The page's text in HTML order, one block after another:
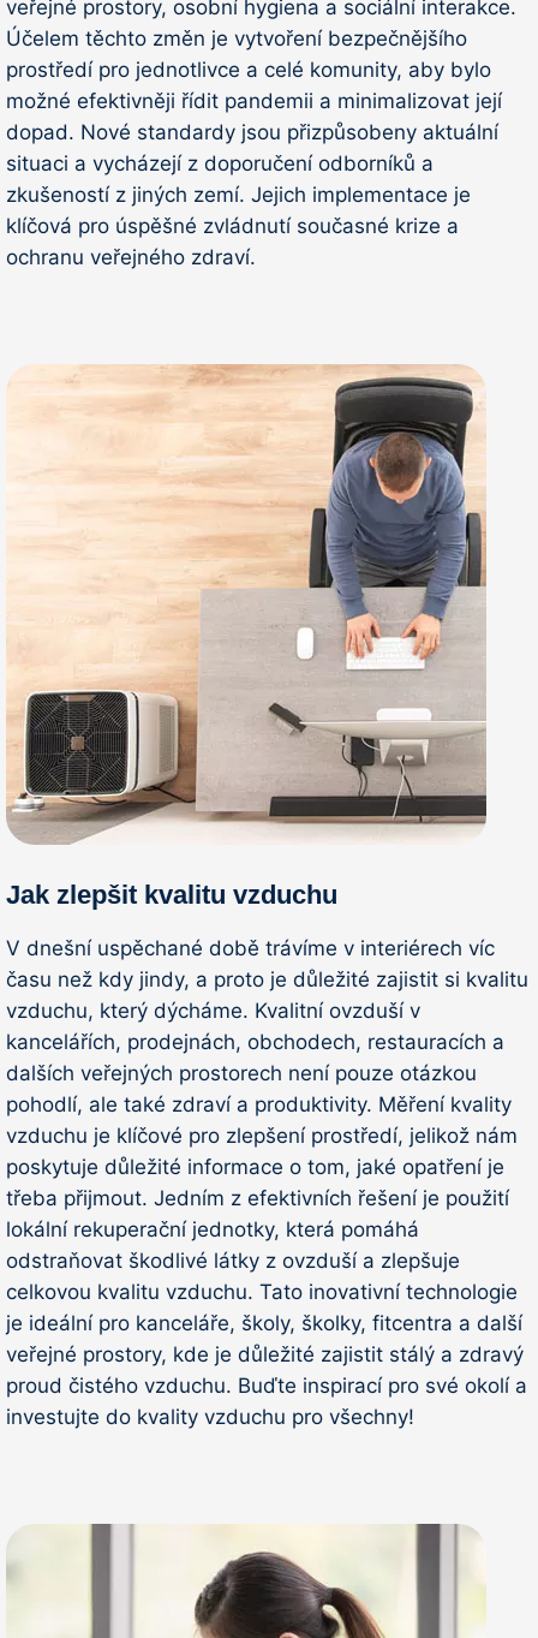
veřejné prostory, osobní hygiena a sociální interakce.
Účelem těchto změn je vytvoření bezpečnějšího
prostředí pro jednotlivce a celé komunity, aby bylo
možné efektivněji řídit pandemii a minimalizovat její
dopad. Nové standardy jsou přizpůsobeny aktuální
situaci a vycházejí z doporučení odborníků a
zkušeností z jiných zemí. Jejich implementace je
klíčová pro úspěšné zvládnutí současné krize a
ochranu veřejného zdraví.
Jak zlepšit kvalitu vzduchu
V dnešní uspěchané době trávíme v interiérech víc
času než kdy jindy, a proto je důležité zajistit si kvalitu
vzduchu, který dýcháme. Kvalitní ovzduší v
kancelářích, prodejnách, obchodech, restauracích a
dalších veřejných prostorech není pouze otázkou
pohodlí, ale také zdraví a produktivity. Měření kvality
vzduchu je klíčové pro zlepšení prostředí, jelikož nám
poskytuje důležité informace o tom, jaké opatření je
třeba přijmout. Jedním z efektivních řešení je použití
lokální rekuperační jednotky, která pomáhá
odstraňovat škodlivé látky z ovzduší a zlepšuje
celkovou kvalitu vzduchu. Tato inovativní technologie
je ideální pro kanceláře, školy, školky, fitcentra a další
veřejné prostory, kde je důležité zajistit stálý a zdravý
proud čistého vzduchu. Buďte inspirací pro své okolí a
investujte do kvality vzduchu pro všechny!